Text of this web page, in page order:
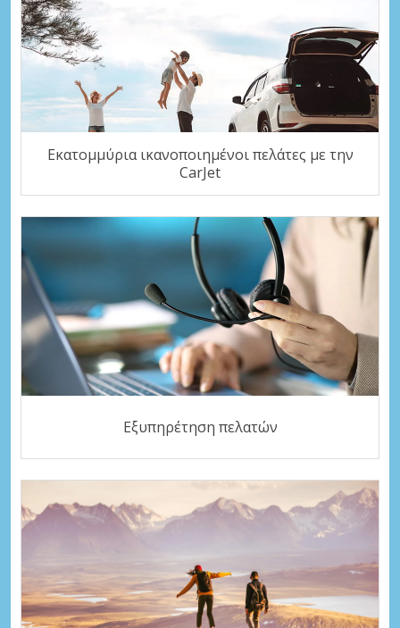
Εκατομμύρια ικανοποιημένοι πελάτες με την
CarJet
Εξυπηρέτηση πελατών